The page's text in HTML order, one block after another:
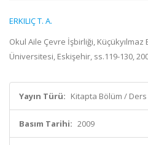
ERKILIÇ T. A.
Okul Aile Çevre İşbirliği, Küçükyılmaz
Üniversitesi, Eskişehir, ss.119-130,
Yayın Türü: Kitapta Bölüm / Ders
Basım Tarihi: 2009